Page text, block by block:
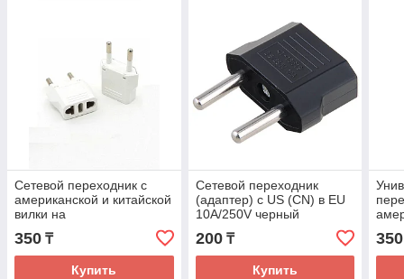
Сетевой переходник с
американской и китайской
вилки на
европейскую,цвет белый
350 ₸
Купить
Сетевой переходник
(адаптер) с US (CN) в EU
10А/250V черный
200₸
Купить
350